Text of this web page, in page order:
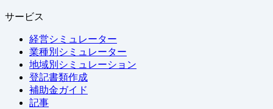
サービス
経営シミュレーター
業種別シミュレーター
地域別シミュレーション
登記書類作成
補助金ガイド
記事